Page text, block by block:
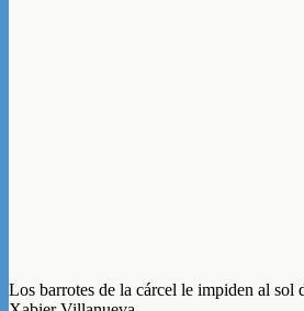
Los barrotes de la cárcel le impiden al sol